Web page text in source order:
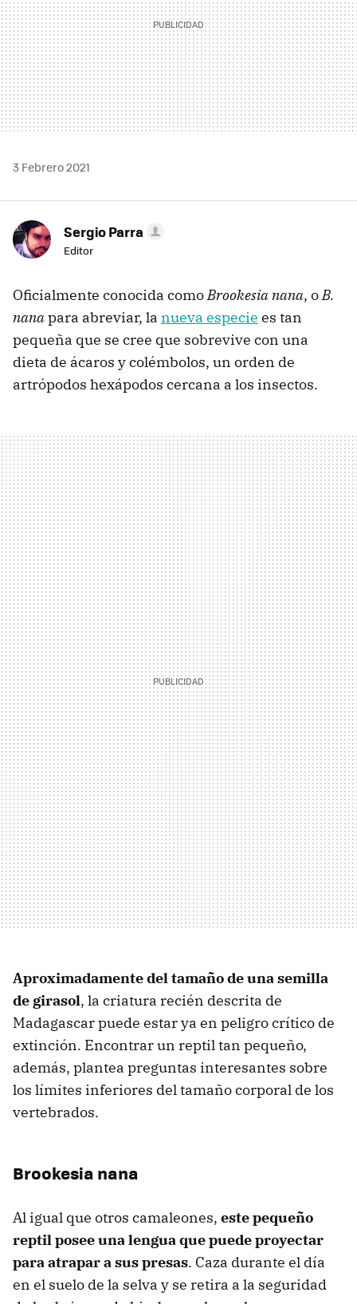
3 Febrero 2021
Sergio Parra
Editor
Oficialmente conocida comoBrookesia nana, oB.
nanapara abreviar, la nueva especie es tan
pequeña que se cree que sobrevive con una
dieta de ácaros y colémbolos, un orden de
artrópodos hexápodos cercana a los insectos.
Aproximadamente del tamaño de una semilla
de girasol, la criatura recién descrita de
Madagascar puede estar ya en peligro crítico de
extinción. Encontrar un reptil tan pequeño,
además, plantea preguntas interesantes sobre
los límites inferiores del tamaño corporal de los
vertebrados.
Brookesia nana
Al igual que otros camaleones, este pequeño
reptil posee una lengua que puede proyectar
para atrapar a sus presas. Caza durante el día
en el suelo de la selva y se retira a la seguridad